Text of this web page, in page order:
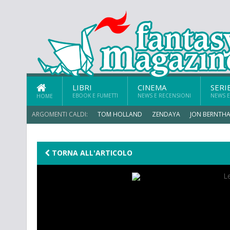
HOME
LIBRI
EBOOK E FUMETTI
CINEMA
NEWS E RECENSIONI NEWS
ARGOMENTI CALDI: TOM HOLLAND ZENDAYA JON
TORNA ALL'ARTICOLO